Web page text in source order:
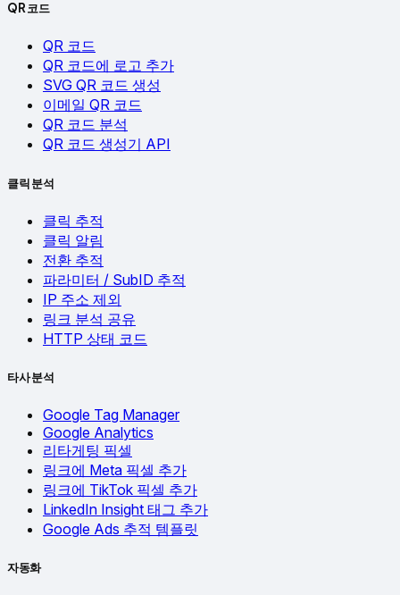
QR 코드
QR 코드
QR 코드에 로고 추가
SVG QR 코드 생성
이메일 QR 코드
QR 코드 분석
QR 코드 생성기 API
클릭 분석
클릭 추적
클릭 알림
전환 추적
파라미터 / SubID 추적
IP 주소 제외
링크 분석 공유
HTTP 상태 코드
타사 분석
Google Tag Manager
Google Analytics
리타게팅 픽셀
링크에 Meta 픽셀 추가
링크에 TikTok 픽셀 추가
LinkedIn Insight 태그 추가
Google Ads 추적 템플릿
자동화